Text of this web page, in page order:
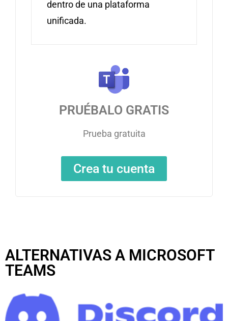
dentro de una plataforma
unificada.
PRUÉBALO GRATIS
Prueba gratuita
Crea tu cuenta
ALTERNATIVAS A MICROSOFT
TEAMS